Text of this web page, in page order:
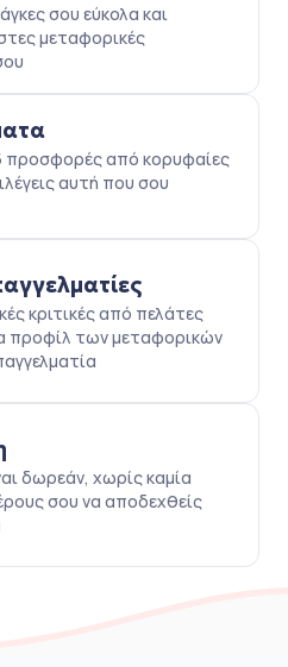
σου εύκολα και
μεταφορικές
προσφορές από κορυφαίες
αυτή που σου
κριτικές από πελάτες
προφίλ των μεταφορικών
δωρεάν, χωρίς καμία
σου να αποδεχθείς